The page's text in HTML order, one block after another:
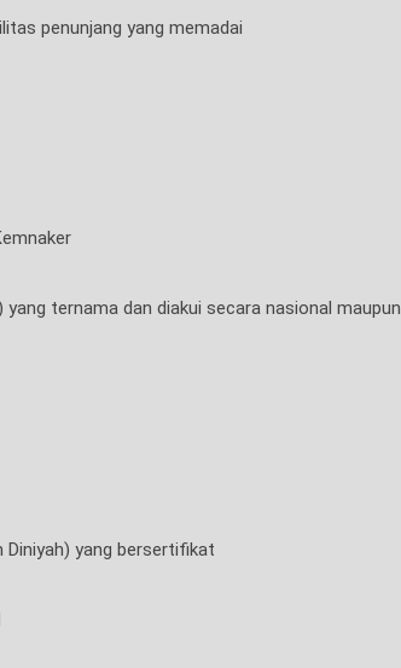
penunjang yang memadai
yang ternama dan diakui secara nasional maupun
Diniyah) yang bersertifikat